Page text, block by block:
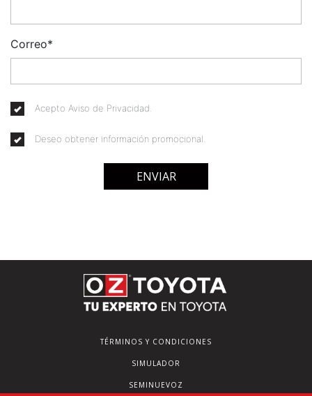
Correo*
Acepto Aviso de Privacidad.
Deseo obtener información promocional.
ENVIAR
TÉRMINOS Y CONDICIONES
SIMULADOR
SEMINUEVOZ